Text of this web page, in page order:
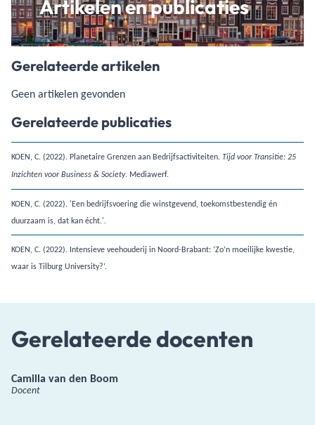
Artikelen en publicaties
Gerelateerde artikelen
Geen artikelen gevonden
Gerelateerde publicaties
KOEN, C. (2022). Planetaire Grenzen aan Bedrijfsactiviteiten. Tijd voor Transitie: 25
Inzichten voor Business & Society. Mediawerf.
KOEN, C. (2022). 'Een bedrijfsvoering die winstgevend, toekomstbestendig én
duurzaam is, dat kan écht.'.
KOEN, C. (2022). Intensieve veehouderij in Noord-Brabant: ‘Zo’n moeilijke kwestie,
waar is Tilburg University?’.
Gerelateerde docenten
Camilla van den Boom
Docent